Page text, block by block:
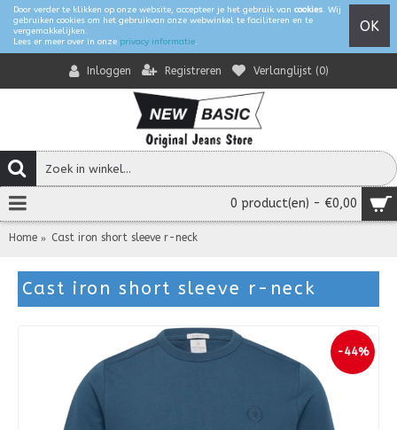
Door verder te klikken op onze website, accepteer je het gebruik van cookies. Wij
gebruiken cookies om het gebruikvan onze webwinkel te faciliteren en te
vergemakkelijken.
Lees er meer over in onze privacy informatie.
OK
Inloggen Registreren Verlanglijst (0)
0 product(en) - €0,00
Home Cast iron short sleeve r-neck
Cast iron short sleeve r-neck
-44%